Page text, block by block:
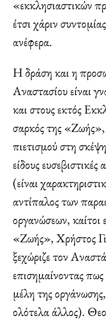
«εκκλησιαστικών
έτσι χάριν
ανέφερα.
Η δράση και η
Αναστασίου είναι
και στους εκτός
σαρκός της «Ζωής»,
πιετισμού στη
είδους
(είναι
αντίπαλος των
οργανώσεων, καίτοι
«Ζωής», Χρήστος
ξεχώριζε τον
επισημαίνοντας
μέλη της
ολότελα άλλος).